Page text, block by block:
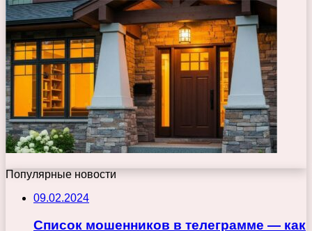
Популярные новости
09.02.2024
Список мошенников в телеграмме — как